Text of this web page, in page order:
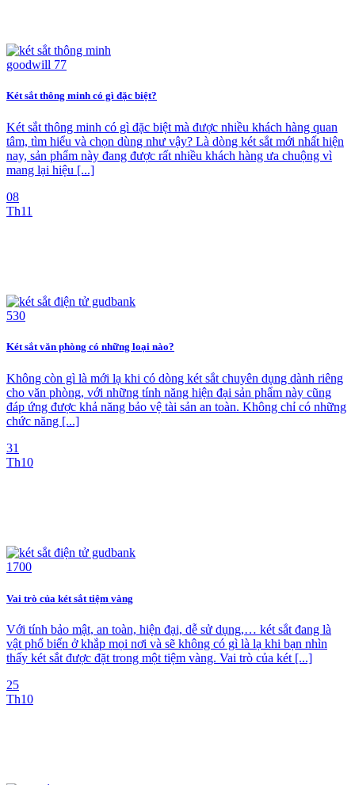
Két sắt thông minh có gì đặc biệt?
Két sắt thông minh có gì đặc biệt mà được nhiều khách hàng quan
tâm, tìm hiểu và chọn dùng như vậy? Là dòng két sắt mới nhất hiện
nay, sản phẩm này đang được rất nhiều khách hàng ưa chuộng vì
mang lại hiệu [...]
08
Th11
Két sắt văn phòng có những loại nào?
Không còn gì là mới lạ khi có dòng két sắt chuyên dụng dành riêng
cho văn phòng, với những tính năng hiện đại sản phẩm này cũng
đáp ứng được khả năng bảo vệ tài sản an toàn. Không chỉ có những
chức năng [...]
31
Th10
Vai trò của két sắt tiệm vàng
Với tính bảo mật, an toàn, hiện đại, dễ sử dụng,… két sắt đang là
vật phổ biến ở khắp mọi nơi và sẽ không có gì là lạ khi bạn nhìn
thấy két sắt được đặt trong một tiệm vàng. Vai trò của két [...]
25
Th10